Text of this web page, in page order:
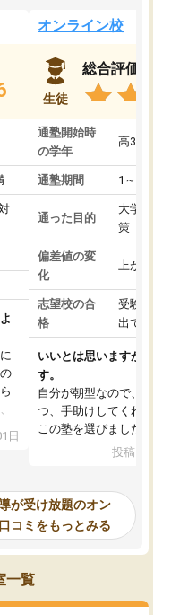
日
オンライン校
生徒
総合評価
通塾開始時
の学年
高3
通塾期間 1～3ヵ月
通った目的
大学入学
策
偏差値の変
化
上がった
志望校の合
格
受験して
出ていな
いいとは思いますが、料
す。
自分が朝型なので、自習
つ、手助けしてくれる設
この塾を選びました。
投稿日：
が受け放題のオン
コミをもっとみる
一覧